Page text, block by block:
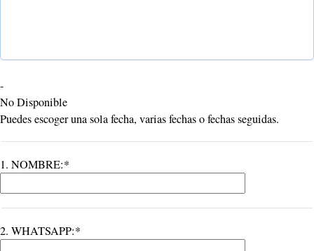
-
No Disponible
Puedes escoger una sola fecha, varias fechas o fechas seguidas.
1. NOMBRE:*
2. WHATSAPP:*